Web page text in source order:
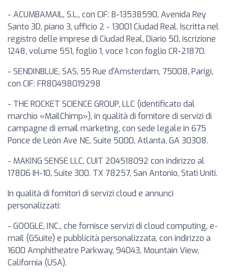
- ACUMBAMAIL, S.L., con CIF: B-13538590, Avenida Rey
Santo 3D, piano 3, ufficio 2 - 13001 Ciudad Real. Iscritta nel
registro delle imprese di Ciudad Real, Diario 50, iscrizione
1248, volume 551, foglio 1, voce 1 con foglio CR-21870.
- SENDINBLUE, SAS, 55 Rue d'Amsterdam, 75008, Parigi,
con CIF: FR80498019298
- THE ROCKET SCIENCE GROUP, LLC (identificato dal
marchio «MailChimp»), in qualità di fornitore di servizi di
campagne di email marketing, con sede legale in 675
Ponce de León Ave NE, Suite 5000, Atlanta, GA 30308.
- MAKING SENSE LLC, CUIT 204518092 con indirizzo al
17806 IH-10, Suite 300. TX 78257, San Antonio, Stati Uniti.
In qualità di fornitori di servizi cloud e annunci
personalizzati:
- GOOGLE, INC., che fornisce servizi di cloud computing, e-
mail (GSuite) e pubblicità personalizzata, con indirizzo a
1600 Amphitheatre Parkway, 94043, Mountain View,
California (USA).